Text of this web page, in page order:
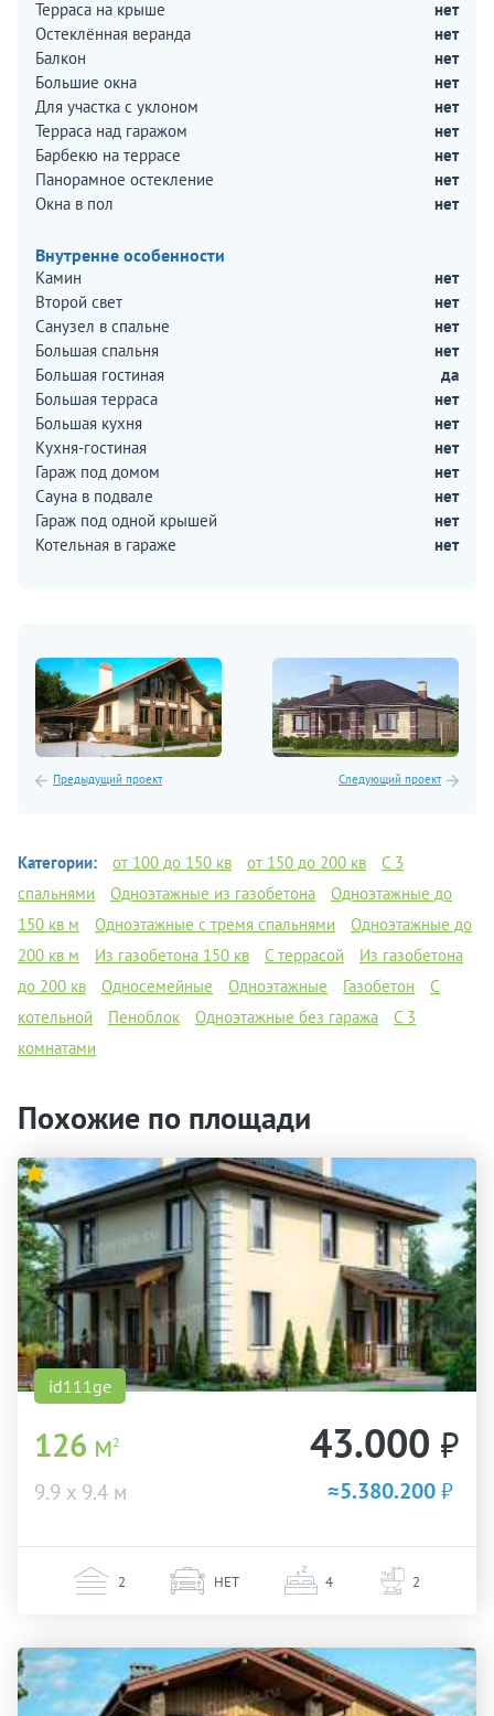
Терраса на крыше
нет
Остеклённая веранда
нет
Балкон
нет
Большие окна
нет
Для участка с уклоном
нет
Терраса над гаражом
нет
Барбекю на террасе
нет
Панорамное остекление
нет
Окна в пол
нет
Внутренне особенности
Камин
нет
Второй свет
нет
Санузел в спальне
нет
Большая спальня
нет
Большая гостиная
да
Большая терраса
нет
Большая кухня
нет
Кухня-гостиная
нет
Гараж под домом
нет
Сауна в подвале
нет
Гараж под одной крышей
нет
Котельная в гараже
нет
Предыдущий проект Следующий проект
Категории: от 100 до 150 кв от 150 до 200 кв
C 3
спальнями
Одноэтажные из газобетона
Одноэтажные до
150 кв м
Одноэтажные с тремя спальнями
Одноэтажные до
200 кв м
Из газобетона 150 кв С террасой
Из газобетона
до 200 кв
Односемейные Одноэтажные Газобетон
С
котельной
Пеноблок Одноэтажные без гаража
С 3
комнатами
Похожие по площади
id111ge
126 м2
9.9 х 9.4 м
43.000 ₽
≈5.380.200₽
2 НЕТ 4 2